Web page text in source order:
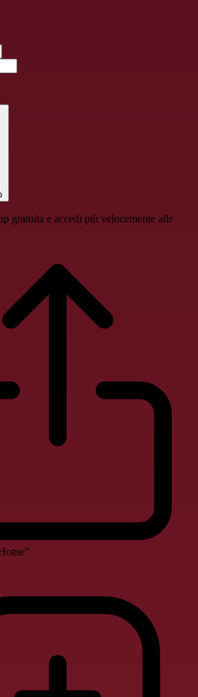
gratuita e accedi più velocemente alle